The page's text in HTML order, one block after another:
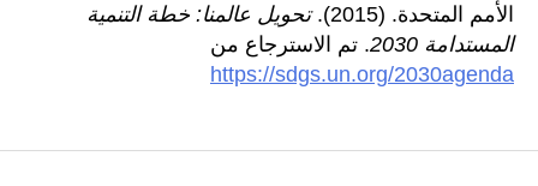
الأمم المتحدة. (2015).
تحويل عالمنا: خطة التنمية
المستدامة 2030
. تم الاسترجاع من
https://sdgs.un.org/2030agenda